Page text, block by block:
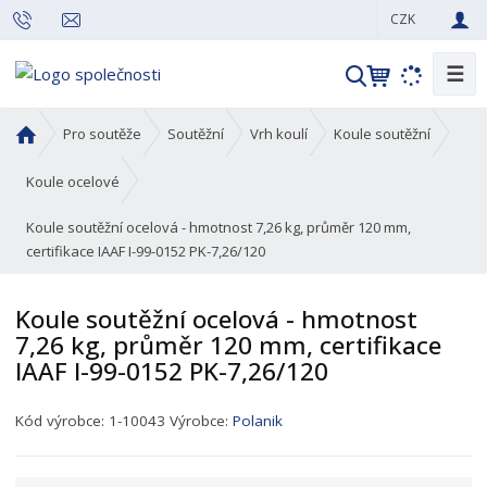
CZK
V
h
a
☰
o
n
í
r
a
n
Pro soutěže Soutěžní Vrh koulí Koule soutěžní
Koule ocelové
Koule soutěžní ocelová - hmotnost 7,26 kg, průměr 120 mm,
certifikace IAAF I-99-0152 PK-7,26/120
Koule soutěžní ocelová - hmotnost
7,26 kg, průměr 120 mm, certifikace
IAAF I-99-0152 PK-7,26/120
K
Kód výrobce: 1-10043 Výrobce:Polanik